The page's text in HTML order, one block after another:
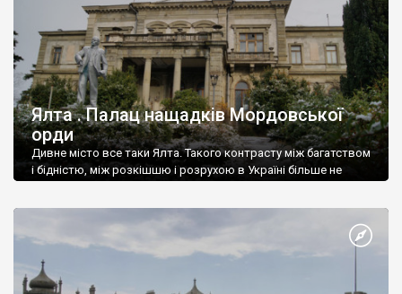
Ялта . Палац нащадків Мордовської
орди
Дивне місто все таки Ялта. Такого контрасту між багатством
і бідністю, між розкішшю і розрухою в Україні більше не